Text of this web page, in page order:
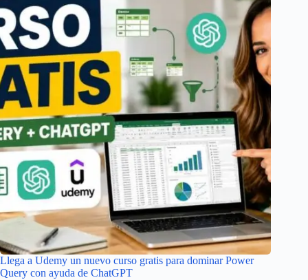
Llega a Udemy un nuevo curso gratis para dominar Power
Query con ayuda de ChatGPT